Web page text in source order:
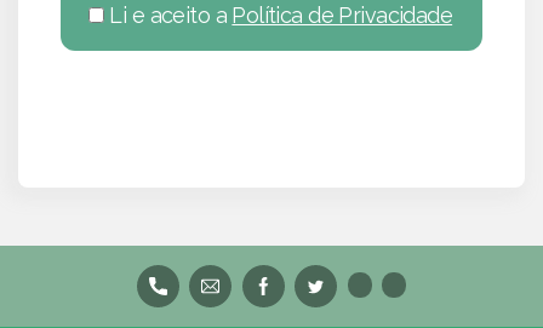
Li e aceito a Política de Privacidade